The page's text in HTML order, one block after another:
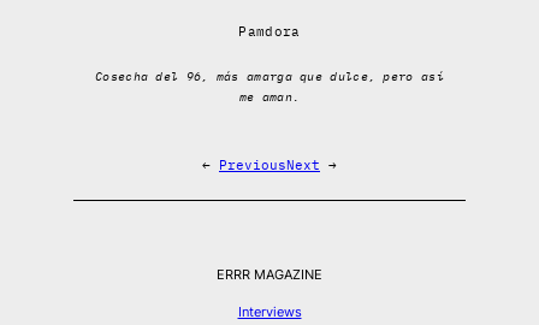
Pamdora
Cosecha del 96, más amarga que dulce, pero así
me aman.
← PreviousNext →
ERRR MAGAZINE
Interviews